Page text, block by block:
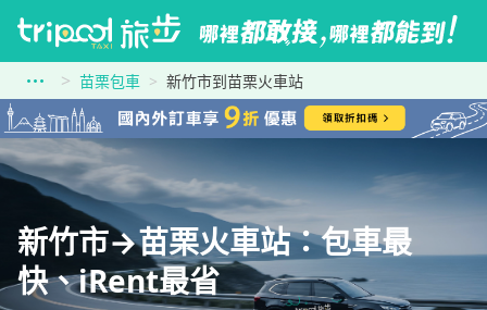
苗栗包車 新竹市到苗栗火車站
新竹市→苗栗火車站：包車最
快、iRent最省